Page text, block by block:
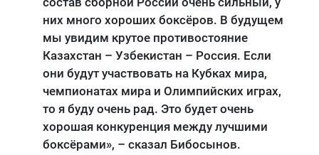
них много хороших боксёров. В будущем
мы увидим крутое противостояние
Казахстан – Узбекистан – Россия. Если
они будут участвовать на Кубках мира,
чемпионатах мира и Олимпийских играх,
то я буду очень рад. Это будет очень
хорошая конкуренция между лучшими
боксёрами», – сказал Бибосынов.